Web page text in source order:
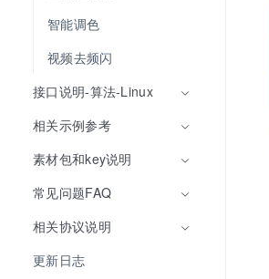
智能调色
视频去频闪
接口说明-算法-Linux
相关示例参考
素材包和key说明
常见问题FAQ
相关协议说明
更新日志